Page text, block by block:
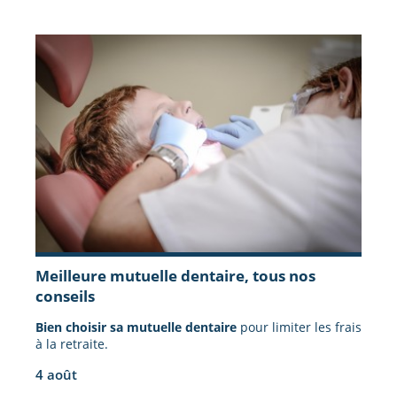
Meilleure mutuelle dentaire, tous nos
conseils
Bien choisir sa mutuelle dentaire pour limiter les frais
à la retraite.
4 août